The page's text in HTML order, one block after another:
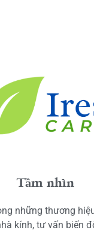
Tầm nhìn
những thương
kính, tư vấn biến